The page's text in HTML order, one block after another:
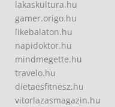
lakaskultura.hu
gamer.origo.hu
likebalaton.hu
napidoktor.hu
mindmegette.hu
travelo.hu
dietaesfitnesz.hu
vitorlazasmagazin.hu